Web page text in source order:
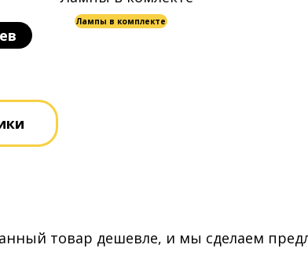
Лампы в комплекте
товар дешевле, и мы сделаем